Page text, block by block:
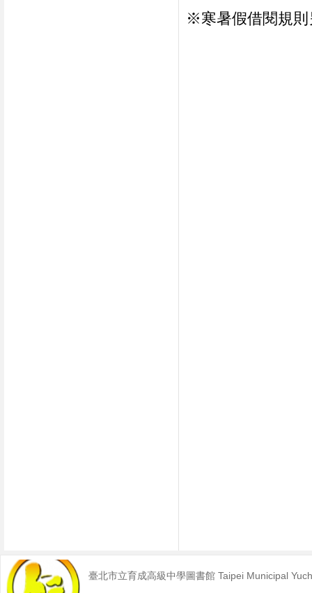
※寒暑假借閱規則
臺北市立育成高級中學圖書館 Taipei Municipal